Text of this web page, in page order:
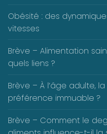
Obésité : des
vitesses
Brève – Alimentation
quels liens ?
Brève – À l’âge adulte,
préférence immuable ?
Brève – Comment le